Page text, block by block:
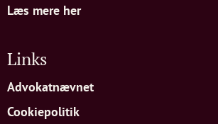
Læs mere her
Links
Advokatnævnet
Cookiepolitik